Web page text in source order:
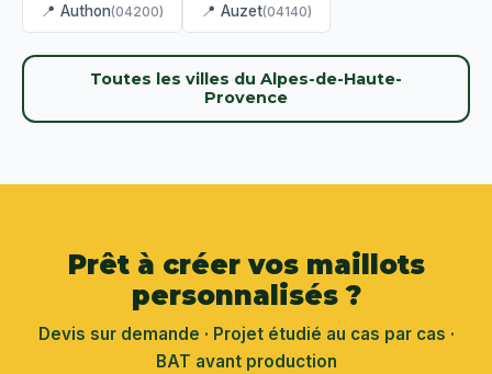
📍 Authon(04200) 📍 Auzet(04140)
Toutes les villes du Alpes-de-Haute-
Provence
Prêt à créer vos maillots
personnalisés ?
Devis sur demande · Projet étudié au cas par cas ·
BAT avant production